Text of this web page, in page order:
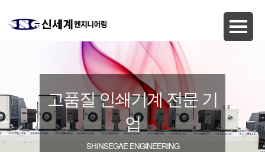
고품질 인쇄기계 전문 기
업
SHINSEGAE ENGINEERING